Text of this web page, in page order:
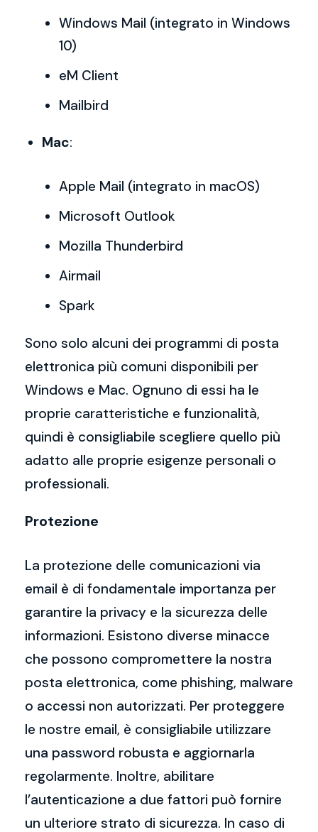
Windows Mail (integrato in Windows
10)
eM Client
Mailbird
Mac:
Apple Mail (integrato in macOS)
Microsoft Outlook
Mozilla Thunderbird
Airmail
Spark
Sono solo alcuni dei programmi di posta
elettronica più comuni disponibili per
Windows e Mac. Ognuno di essi ha le
proprie caratteristiche e funzionalità,
quindi è consigliabile scegliere quello più
adatto alle proprie esigenze personali o
professionali.
Protezione
La protezione delle comunicazioni via
email è di fondamentale importanza per
garantire la privacy e la sicurezza delle
informazioni. Esistono diverse minacce
che possono compromettere la nostra
posta elettronica, come phishing, malware
o accessi non autorizzati. Per proteggere
le nostre email, è consigliabile utilizzare
una password robusta e aggiornarla
regolarmente. Inoltre, abilitare
l’autenticazione a due fattori può fornire
un ulteriore strato di sicurezza. In caso di